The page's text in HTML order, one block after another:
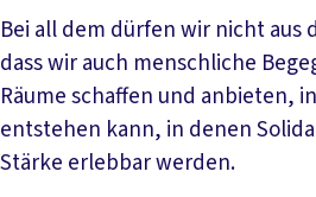
Bei all dem dürfen wir nicht aus
dass wir auch menschliche
Räume schaffen und anbieten,
entstehen kann, in denen
Stärke erlebbar werden.